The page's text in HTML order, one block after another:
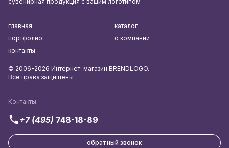
Контакты
+7 (495) 748-18-89
обратный звонок
главная
каталог
портфолио
о компании
контакты
© 2006-2026 Интернет-магазин BRENDLOGO.
Все права защищены